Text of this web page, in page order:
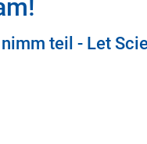
teil - Let